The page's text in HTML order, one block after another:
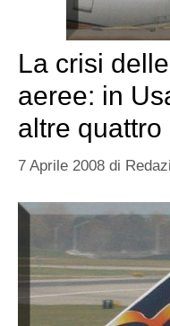
La crisi
aeree: in
altre quattro
7 Aprile 2008 di